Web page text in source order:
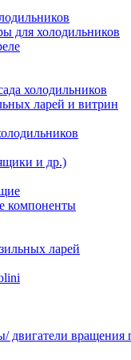
для холодильников
холодильников
ларей и витрин
и др.)
компоненты
ларей
двигатели вращения